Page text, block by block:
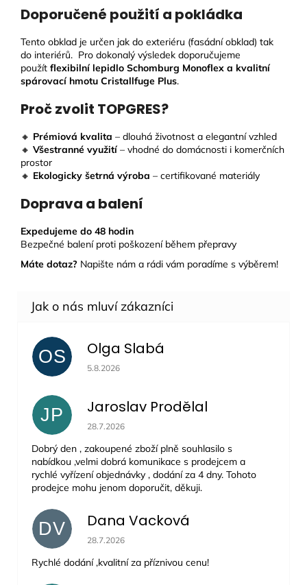
Doporučené použití a pokládka
Tento obklad je určen jak do exteriéru (fasádní obklad) tak
do interiérů. Pro dokonalý výsledek doporučujeme
použít flexibilní lepidlo Schomburg Monoflex a kvalitní
spárovací hmotu Cristallfuge Plus.
Proč zvolit TOPGRES?
🔸 Prémiová kvalita – dlouhá životnost a elegantní vzhled
🔸 Všestranné využití – vhodné do domácnosti i komerčních
prostor
🔸 Ekologicky šetrná výroba – certifikované materiály
Doprava a balení
Expedujeme do 48 hodin
Bezpečné balení proti poškození během přepravy
Máte dotaz? Napište nám a rádi vám poradíme s výběrem!
OS Olga Slabá
Hodnocení obchodu je 5 z 5 hvězdiček.
5.8.2026
JP Jaroslav Prodělal
Hodnocení obchodu je 5 z 5 hvězdiček.
28.7.2026
Dobrý den , zakoupené zboží plně souhlasilo s
nabídkou ,velmi dobrá komunikace s prodejcem a
rychlé vyřízení objednávky , dodání za 4 dny. Tohoto
prodejce mohu jenom doporučit, děkuji.
DV Dana Vacková
Hodnocení obchodu je 5 z 5 hvězdiček.
28.7.2026
Rychlé dodání ,kvalitní za příznivou cenu!